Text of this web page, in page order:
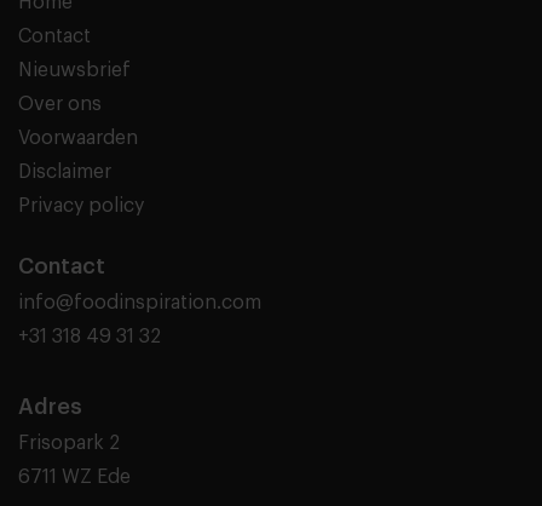
Contact
Nieuwsbrief
Over ons
Voorwaarden
Disclaimer
Privacy policy
Contact
info@foodinspiration.com
+31 318 49 31 32
Adres
Frisopark 2
6711 WZ Ede